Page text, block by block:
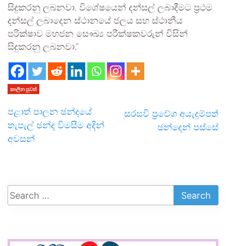
සිදුකරනු ලබනවා. විශේෂයෙන් දන්සල් ලබාදීමට ප්‍රථම
දන්සල් ලබාදෙන ස්ථානයේ ජලය සහ ස්ථානීය
පරික්ෂාව මහජන සෞඛ්‍ය පරීක්ෂකවරුන් විසින්
සිදුකරනු ලබනවා.”
කාලීන පුවත්
පළාත් පාලන ඡන්දයේ
තැපැල් ඡන්ද විමසීම අදින්
අවසන්
සරසවි ප්‍රවේශ අයැදුම්පත්
ඡන්දෙන් පස්සේ